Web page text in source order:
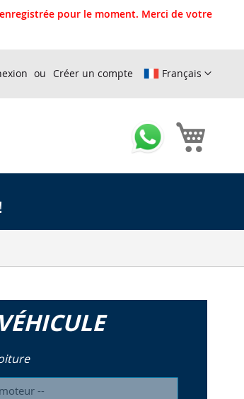
pour le moment. Merci de votre
Français
Créer un compte